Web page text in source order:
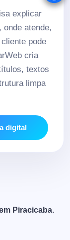
explicar
onde atende,
pode
cria
textos
limpa
digital
Piracicaba.